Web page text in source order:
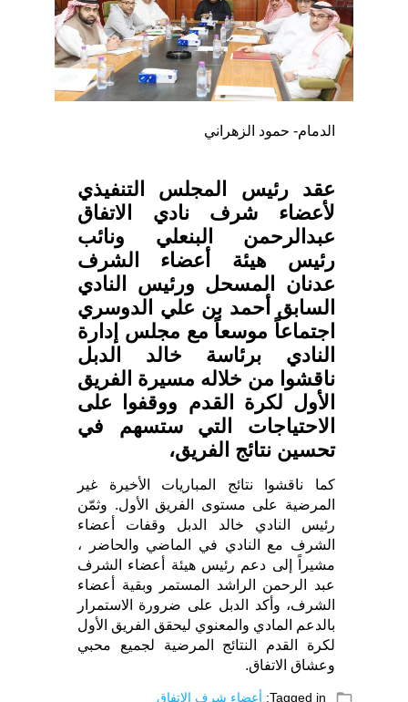
الدمام- حمود الزهراني
عقد رئيس المجلس التنفيذي
لأعضاء شرف نادي الاتفاق
عبدالرحمن البنعلي ونائب
رئيس هيئة أعضاء الشرف
عدنان المسحل ورئيس النادي
السابق أحمد بن علي الدوسري
اجتماعاً موسعاً مع مجلس إدارة
النادي برئاسة خالد الدبل
ناقشوا من خلاله مسيرة الفريق
الأول لكرة القدم ووقفوا على
الاحتياجات التي ستسهم في
تحسين نتائج الفريق،
كما ناقشوا نتائج المباريات الأخيرة غير
المرضية على مستوى الفريق الأول. وثمّن
رئيس النادي خالد الدبل وقفات أعضاء
الشرف مع النادي في الماضي والحاضر ،
مشيراً إلى دعم رئيس هيئة أعضاء الشرف
عبد الرحمن الراشد المستمر وبقية أعضاء
الشرف، وأكد الدبل على ضرورة الاستمرار
بالدعم المادي والمعنوي ليحقق الفريق الأول
لكرة القدم النتائج المرضية لجميع محبي
وعشاق الاتفاق.
Tagged in: أعضاء شرف الاتفاق